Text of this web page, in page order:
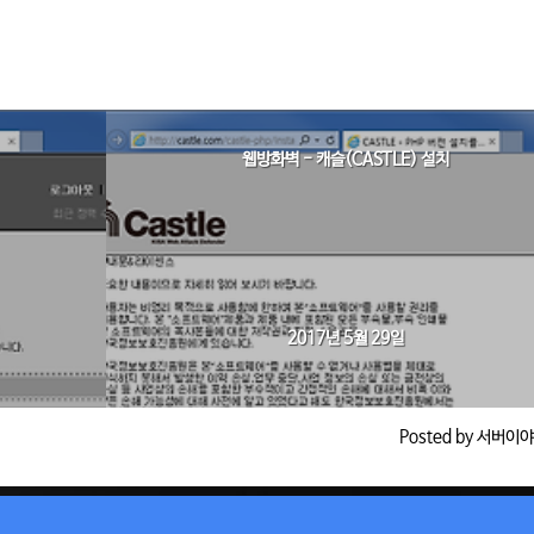
웹방화벽 - 캐슬(CASTLE) 설치
2017년 5월 29일
Posted by 서버이